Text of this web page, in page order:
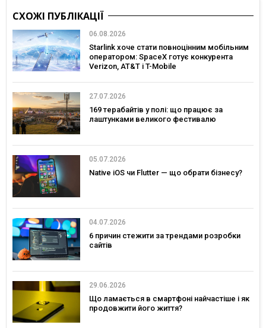
СХОЖІ ПУБЛІКАЦІЇ
06.08.2026
Starlink хоче стати повноцінним мобільним
оператором: SpaceX готує конкурента
Verizon, AT&T і T-Mobile
27.07.2026
169 терабайтів у полі: що працює за
лаштунками великого фестивалю
05.07.2026
Native iOS чи Flutter — що обрати бізнесу?
04.07.2026
6 причин стежити за трендами розробки
сайтів
29.06.2026
Що ламається в смартфоні найчастіше і як
продовжити його життя?